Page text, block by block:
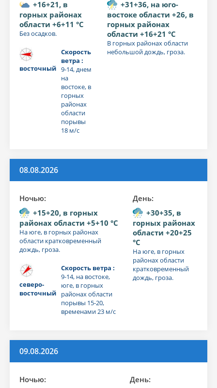
+16+21, в
горных районах
области +6+11 °C
Без осадков.
восточный
Скорость
ветра :
9-14, днем
на
востоке, в
горных
районах
области
порывы
18 м/с
+31+36, на юго-
востоке области +26, в
горных районах
области +16+21 °C
В горных районах области
небольшой дождь, гроза.
08.08.2026
Ночью:
+15+20, в горных
районах области +5+10 °C
На юге, в горных районах
области кратковременный
дождь, гроза.
северо-
восточный
Скорость ветра :
9-14, на востоке,
юге, в горных
районах области
порывы 15-20,
временами 23 м/с
День:
+30+35, в
горных районах
области +20+25
°C
На юге, в горных
районах области
кратковременный
дождь, гроза.
09.08.2026
Ночью:
День: